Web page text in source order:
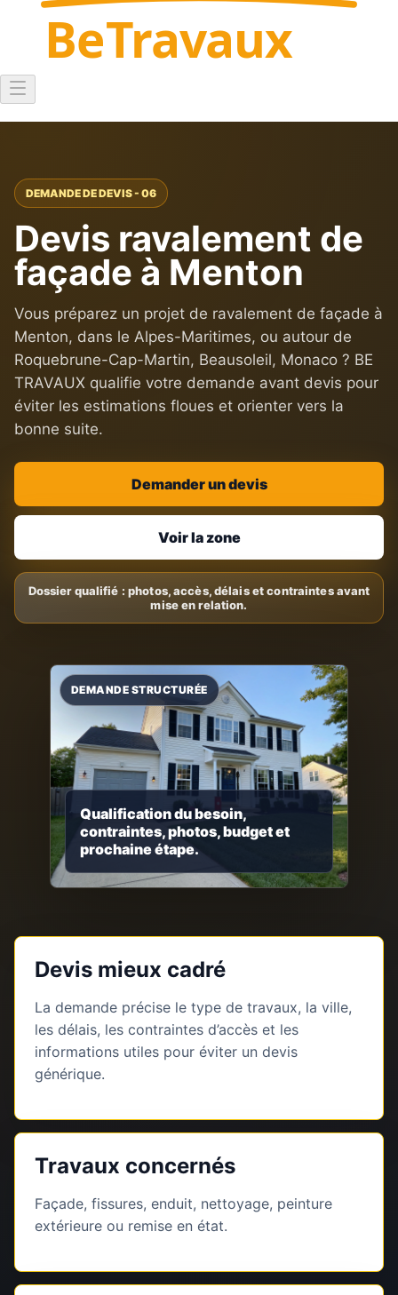
BeTravaux
DEMANDE DE DEVIS - 06
Devis ravalement de
façade à Menton
Vous préparez un projet de ravalement de façade à
Menton, dans le Alpes-Maritimes, ou autour de
Roquebrune-Cap-Martin, Beausoleil, Monaco ? BE
TRAVAUX qualifie votre demande avant devis pour
éviter les estimations floues et orienter vers la
bonne suite.
Demander un devis
Voir la zone
Qualification du besoin,
contraintes, photos, budget et
prochaine étape.
Devis mieux cadré
La demande précise le type de travaux, la ville,
les délais, les contraintes d’accès et les
informations utiles pour éviter un devis
générique.
Travaux concernés
Façade, fissures, enduit, nettoyage, peinture
extérieure ou remise en état.